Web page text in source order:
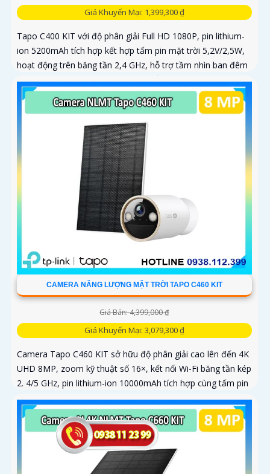
Giá Khuyến Mại: 1,399,300 ₫
Tapo C400 KIT với độ phân giải Full HD 1080P, pin lithium-
ion 5200mAh tích hợp kết hợp tấm pin mặt trời 5,2V/2,5W,
hoạt động trên băng tần 2,4 GHz, hỗ trợ tầm nhìn ban đêm
có màu lên đến 9m, phát hiện chuyển động và con người
bằng AI, đồng thời lưu trữ dữ liệu qua thẻ microSD lên đến
CAMERA NĂNG LƯỢNG MẶT TRỜI TAPO C460 KIT
Giá Bán: 4,399,000 ₫
Giá Khuyến Mại: 3,079,300 ₫
Camera Tapo C460 KIT sở hữu độ phân giải cao lên đến 4K
UHD 8MP, zoom kỹ thuật số 16×, kết nối Wi-Fi băng tần kép
2. 4/5 GHz, pin lithium-ion 10000mAh tích hợp cùng tấm pin
năng lượng mặt trời 5